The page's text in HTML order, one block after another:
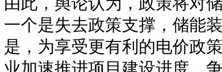
一个是失去政策支撑，储能
是，为享受更有利的电价政
业加速推进项目建设进度，